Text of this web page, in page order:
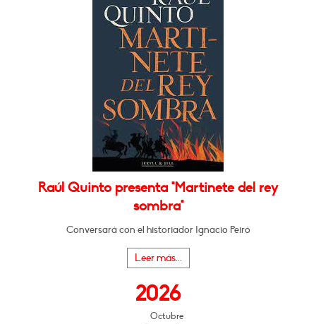
Raúl Quinto presenta "Martinete del rey
sombra"
Conversará con el historiador Ignacio Peiró
Leer más...
2026
Octubre